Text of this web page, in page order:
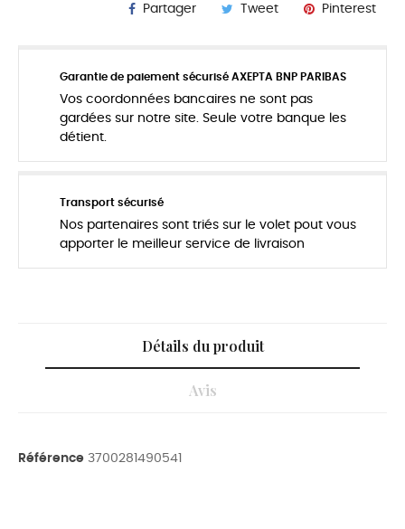
Partager Tweet Pinterest
Garantie de paiement sécurisé AXEPTA BNP PARIBAS
Vos coordonnées bancaires ne sont pas
gardées sur notre site. Seule votre banque les
détient.
Transport sécurisé
Nos partenaires sont triés sur le volet pout vous
apporter le meilleur service de livraison
Détails du produit
Avis
Référence 3700281490541